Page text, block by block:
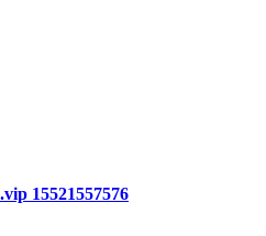
15521557576